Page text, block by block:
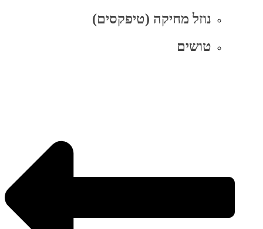
נוזל מחיקה (טיפקסים)
טושים